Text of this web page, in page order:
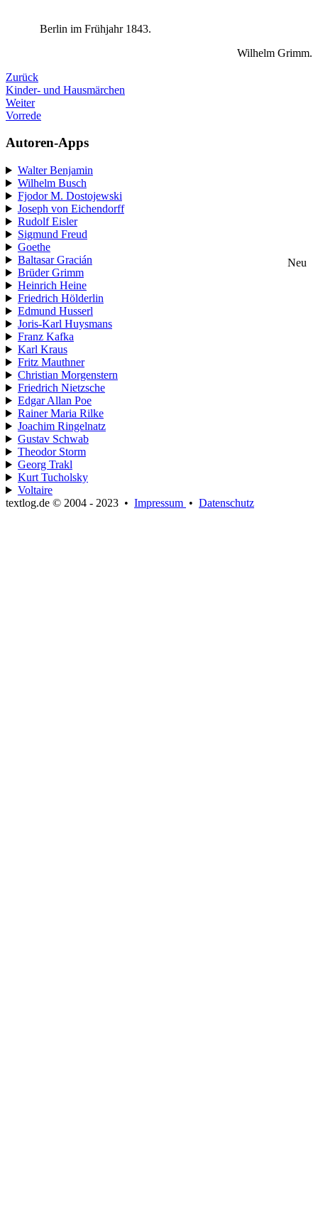
Berlin im Frühjahr 1843.
Wilhelm Grimm.
Zurück
Kinder- und Hausmärchen
Weiter
Vorrede
Autoren-Apps
Walter Benjamin
Wilhelm Busch
Fjodor M. Dostojewski
Joseph von Eichendorff
Rudolf Eisler
Sigmund Freud
Goethe
Baltasar Gracián
Neu
Brüder Grimm
Heinrich Heine
Friedrich Hölderlin
Edmund Husserl
Joris-Karl Huysmans
Franz Kafka
Karl Kraus
Fritz Mauthner
Christian Morgenstern
Friedrich Nietzsche
Edgar Allan Poe
Rainer Maria Rilke
Joachim Ringelnatz
Gustav Schwab
Theodor Storm
Georg Trakl
Kurt Tucholsky
Voltaire
textlog.de © 2004 - 2023 • Impressum • Datenschutz